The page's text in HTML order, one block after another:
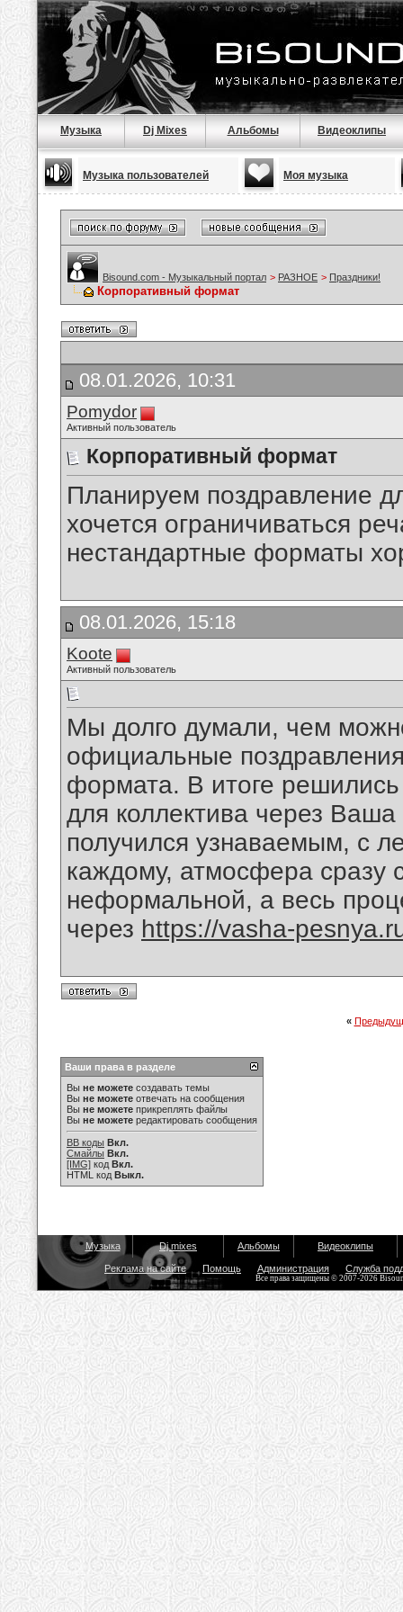
Музыка Dj Mixes Альбомы Видеоклипы
Музыка пользователей Моя музыка
Bisound.com - Музыкальный портал > РАЗНОЕ > Праздники!
Корпоративный формат
08.01.2026, 10:31
Pomydor
Активный пользователь
Корпоративный формат
Планируем поздравление
хочется ограничиваться
нестандартные форматы
08.01.2026, 15:18
Koote
Активный пользователь
Мы долго думали, чем
официальные
формата. В итоге
для коллектива через
получился узнаваемым, с
каждому, атмосфера сразу
неформальной, а весь
через https://vasha-
«
Ваши права в разделе
Вы не можете создавать темы
Вы не можете отвечать на сообщения
Вы не можете прикреплять файлы
Вы не можете редактировать сообщения
BB коды Вкл.
Смайлы Вкл.
[IMG] код Вкл.
HTML код Выкл.
Музыка Dj mixes Альбомы Видеоклипы
Реклама на сайте Помощь Администрация Служба
Все права защищены © 2007-2026